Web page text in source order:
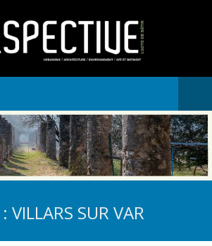
VILLARS SUR VAR